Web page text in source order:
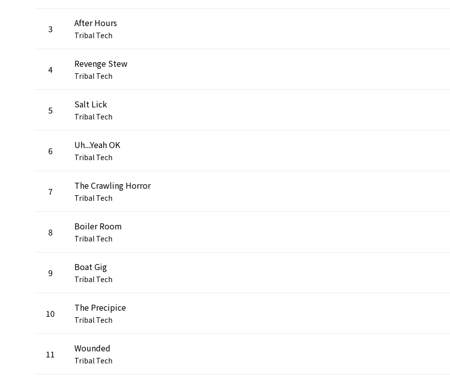
3 After Hours
Tribal Tech
4 Revenge Stew
Tribal Tech
5 Salt Lick
Tribal Tech
6 Uh...Yeah OK
Tribal Tech
7 The Crawling Horror
Tribal Tech
8 Boiler Room
Tribal Tech
9 Boat Gig
Tribal Tech
10 The Precipice
Tribal Tech
11 Wounded
Tribal Tech